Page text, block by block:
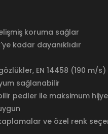
koruma sağlar
kadar dayanıklıdır
EN 14458 (190 m/
sağlanabilir
pedler ile maksimum
ve özel renk